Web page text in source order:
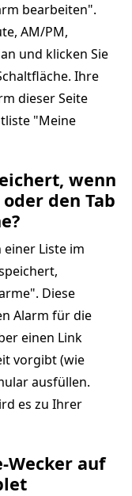
bearbeiten".
AM/PM,
und klicken Sie
Ihre
dieser Seite
"Meine
wenn
den Tab
Liste im
Diese
Alarm für die
einen Link
vorgibt (wie
ausfüllen.
es zu Ihrer
Wecker auf